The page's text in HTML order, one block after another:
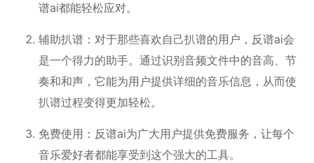
谱ai都能轻松应对。
辅助扒谱：对于那些喜欢自己扒谱的用户，反谱ai会
是一个得力的助手。通过识别音频文件中的音高、节
奏和和声，它能为用户提供详细的音乐信息，从而使
扒谱过程变得更加轻松。
免费使用：反谱ai为广大用户提供免费服务，让每个
音乐爱好者都能享受到这个强大的工具。